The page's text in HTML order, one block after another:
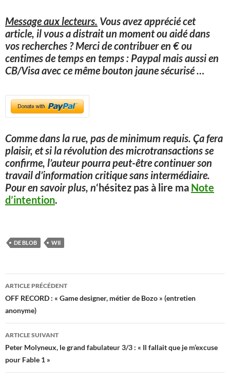
Message aux lecteurs. Vous avez apprécié cet
article, il vous a distrait un moment ou aidé dans
vos recherches ? Merci de contribuer en € ou
centimes de temps en temps : Paypal mais aussi en
CB/Visa avec ce même bouton jaune sécurisé…
Comme dans la rue, pas de minimum requis. Ça fera
plaisir, et si la révolution des microtransactions se
confirme, l’auteur pourra peut-être continuer son
travail d’information critique sans intermédiaire.
Pour en savoir plus, n‘hésitez pas à lire ma Note
d’intention.
DE BLOB WII
Navigation
des
articles
ARTICLE PRÉCÉDENT
OFF RECORD : « Game designer, métier de Bozo » (entretien
anonyme)
ARTICLE SUIVANT
Peter Molyneux, le grand fabulateur 3/3 : « Il fallait que je m’excuse
pour Fable 1 »